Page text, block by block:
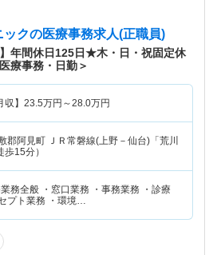
ックの医療事務求人(正職員)
】年間休日125日★木・日・祝固定休
療事務・日勤＞
収】 23.5万円～28.0万円
郡阿見町 ＪＲ常磐線(上野－仙台)「荒川
15分）
務全般 ・窓口業務 ・事務業務 ・診療
プト業務 ・環境…